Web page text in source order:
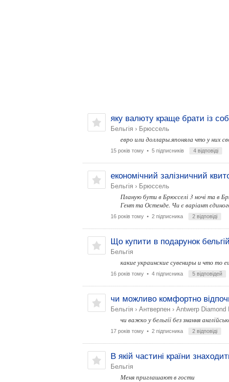
яку валюту краще брати із
Бельгія › Брюссель
евро или доллары.японяла что у них
15 років тому• 5 підписників 4 відповіді
економічний залізничний
Бельгія › Брюссель
Планую бути в Брюсселі 3 ночі та в
Гент та Остенде. Чи є варіант
16 років тому• 2 підписника 2 відповіді
Що купити в подарунок
Бельгія
какие украинские сувениры и что то
16 років тому• 4 підписника 5 відповідей
чи можливо комфортно
Бельгія › Антверпен› Antwerp Diamond
чи важко у бельгії без знання
17 років тому• 2 підписника 2 відповіді
В якій частині країни
Бельгія
Меня приглашают в гости